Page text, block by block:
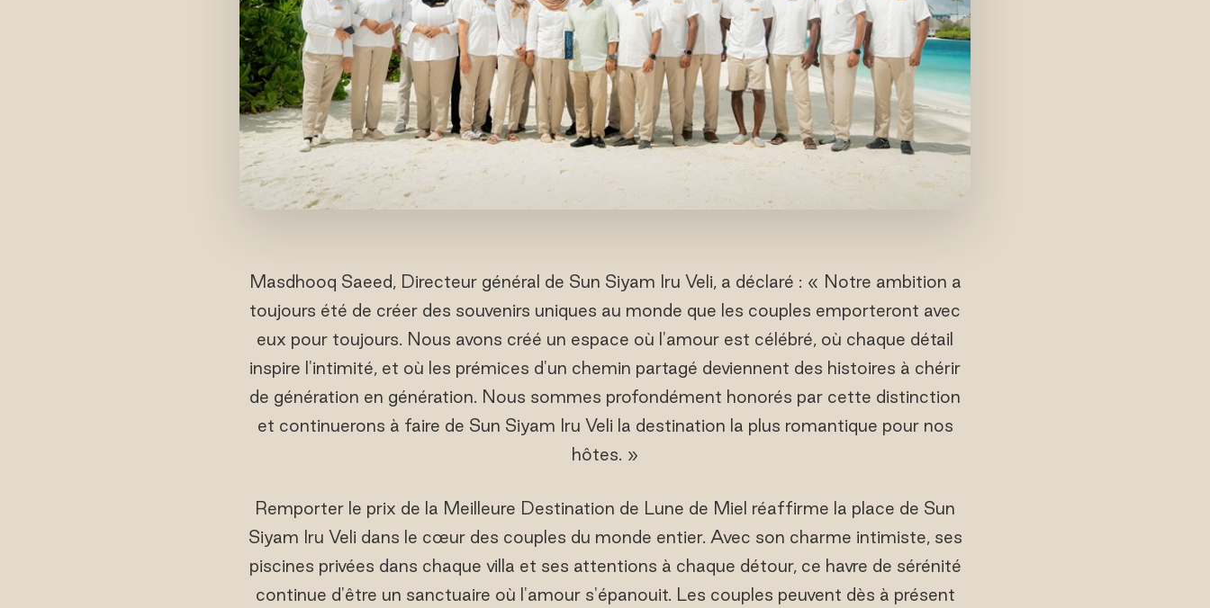
Masdhooq Saeed, Directeur général de Sun Siyam Iru Veli, a déclaré : « Notre ambition a
toujours été de créer des souvenirs uniques au monde que les couples emporteront avec
eux pour toujours. Nous avons créé un espace où l'amour est célébré, où chaque détail
inspire l'intimité, et où les prémices d'un chemin partagé deviennent des histoires à chérir
de génération en génération. Nous sommes profondément honorés par cette distinction
et continuerons à faire de Sun Siyam Iru Veli la destination la plus romantique pour nos
hôtes. »
Remporter le prix de la Meilleure Destination de Lune de Miel réaffirme la place de Sun
Siyam Iru Veli dans le cœur des couples du monde entier. Avec son charme intimiste, ses
piscines privées dans chaque villa et ses attentions à chaque détour, ce havre de sérénité
continue d'être un sanctuaire où l'amour s'épanouit. Les couples peuvent dès à présent